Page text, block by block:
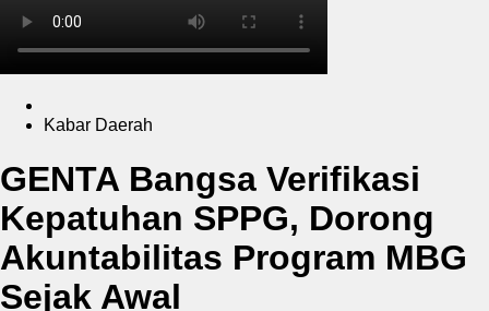
Kabar Daerah
GENTA Bangsa Verifikasi
Kepatuhan SPPG, Dorong
Akuntabilitas Program MBG
Sejak Awal